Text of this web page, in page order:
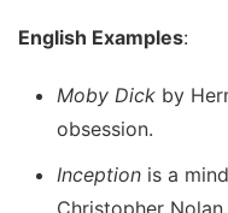
English Examples:
Moby Dick by
obsession.
Inception is a
Christopher Nolan.